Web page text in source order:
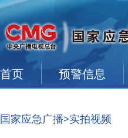
首页 预警信息
国家应急广播>实拍视频